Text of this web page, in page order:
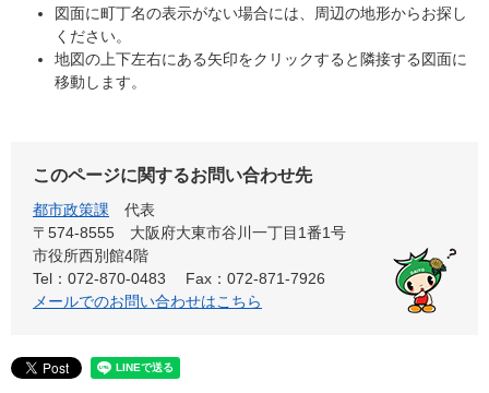
図面に町丁名の表示がない場合には、周辺の地形からお探し
ください。
地図の上下左右にある矢印をクリックすると隣接する図面に
移動します。
このページに関するお問い合わせ先
都市政策課
代表
〒574-8555 大阪府大東市谷川一丁目1番1号
市役所西別館4階
Tel：072-870-0483
Fax：072-871-7926
メールでのお問い合わせはこちら